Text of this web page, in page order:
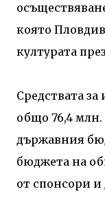
която
културата
Средствата
общо 76,4 млн.
държавния
бюджета на
от спонсори и